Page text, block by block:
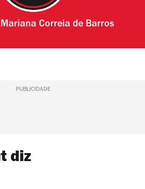
Mariana Correia de Barros
PUBLICIDADE
diz